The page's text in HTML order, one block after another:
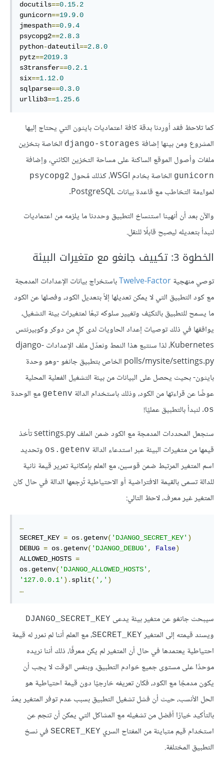
docutils==0.15. 2
gunicorn==19.9.0
jmespath==0.9.4
psycopg2==2.8. 3
python-dateutil==2.8.0
pytz==2019.3
s3transfer==0.2. 1
six==1.12.0
sqlparse==0.3.0
urllib3==1.25. 6
كما تلاحظ فقد أوردنا بدقة كافة اعتماديات بايثون التي يحتاج إليها
المشروع ومن بينها إضافة django-storages الخاصة بتخزين
ملفات وأصول الموقع الساكنة على مساحة التخزين الكائني، وإضافة
gunicorn الخاصة بخادم WSGI، كذلك مُحول psycopg2
لمواءمة التخاطب مع قاعدة بيانات PostgreSQL.
والآن بعد أن أنهينا استنساخ التطبيق وحددنا ما يلزمه من اعتماديات
لنبدأ بتعديله ليصبح قابلًا للنقل.
الخطوة 3: تكييف جانغو مع متغيرات البيئة
توصي منهجيةTwelve-Factorباستخراج بيانات الإعدادات المدمجة
مع كود التطبيق التي لا يمكن تعديلها إلاّ بتعديل الكود، وفصلها عن الكود
ما يسمح للتطبيق بالتكيّف وتغيير سلوكه تبعًا لمتغيرات بيئة التشغيل،
يوافقها في ذلك توصيات إعداد الحاويات لدى كلٍ من دوكر وكوبيرنتس
Kubernetes، لذا سنتبع هذا النمط ونعدّل ملف الإعدادات django-
polls/mysite/settings.py الخاص بتطبيق جانغو -وهو وحدة
بايثون- بحيث يحصل على البيانات من بيئة التشغيل الفعلية المحلية
عوضًا عن قراءتها من الكود، وذلك باستخدام الدالة getenv مع الوحدة
os. لنبدأ بالتطبيق عمليًا!
سنجعل المحددات المدمجة مع الكود ضمن الملف settings.py تأخذ
قيمها من متغيرات البيئة عبر استدعاء الدالة os.getenv وتحديد
اسم المتغير المرتبط ضمن قوسين، مع العلم بإمكانية تمرير قيمة ثانية
للدالة تسمى بالقيمة الافتراضية أو الاحتياطية تُرجعها الدالة في حال كان
المتغير غير معرف، لاحظ التالي:
…
SECRET_KEY = os. getenv( 'DJANGO_SECRET_KEY' )
DEBUG = os. getenv( 'DJANGO_DEBUG' , False)
ALLOWED_HOSTS =
os. getenv( 'DJANGO_ALLOWED_HOSTS' ,
'127.0.0.1' ). split( ',' )
…
سيبحث جانغو عن متغير بيئة يدعى DJANGO_SECRET_KEY
ويسند قيمته إلى المتغير SECRET_KEY، مع العلم أننا لم نمرر له قيمة
احتياطية يعتمدها في حال أن المتغير لم يكن معرفًا، ذلك أننا نريده
موحدًا على مستوى جميع خوادم التطبيق، وبنفس الوقت لا يجب أن
يكون مدمجًا مع الكود، فكان تعريفه خارجيًا دون قيمة احتياطية هو
الحل الأنسب، حيث أن فشل تشغيل التطبيق بسبب عدم توفر المتغير يعدّ
بالتأكيد خيارًا أفضل من تشغيله مع المشاكل التي يمكن أن تنجم عن
استخدام قيم متباينة من المفتاح السري SECRET_KEY في نسخ
التطبيق المختلفة.